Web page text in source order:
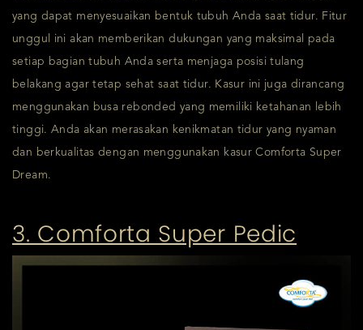
yang dapat menyesuaikan bentuk tubuh Anda saat tidur. Fitur
unggul ini akan memberikan dukungan yang maksimal pada
setiap bagian tubuh Anda serta menjaga posisi tulang
belakang agar tetap sehat saat tidur. Kasur ini juga dirancang
menggunakan busa rebonded yang memiliki ketahanan lebih
tinggi. Anda akan merasakan kenikmatan tidur yang nyaman
dan berkualitas dengan menggunakan kasur Comforta Super
Dream.
3. Comforta Super Pedic